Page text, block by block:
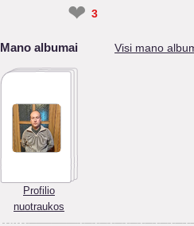
❤ 3
Mano albumai Visi mano
Profilio
nuotraukos